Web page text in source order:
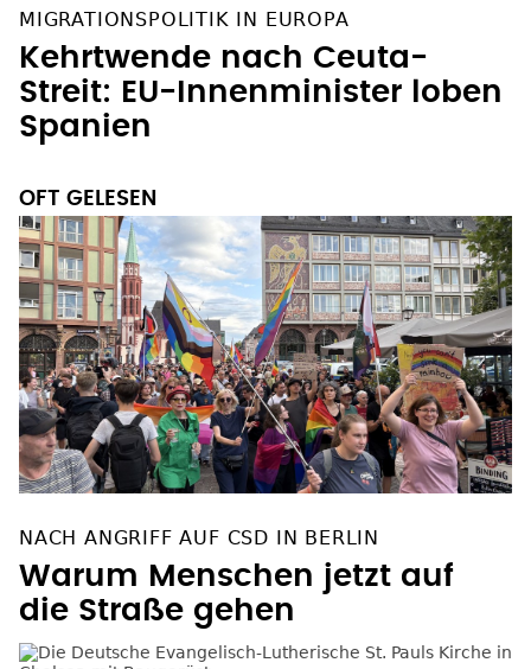
MIGRATIONSPOLITIK IN EUROPA
Kehrtwende nach Ceuta-
Streit: EU-Innenminister loben
Spanien
OFT GELESEN
NACH ANGRIFF AUF CSD IN BERLIN
Warum Menschen jetzt auf
die Straße gehen